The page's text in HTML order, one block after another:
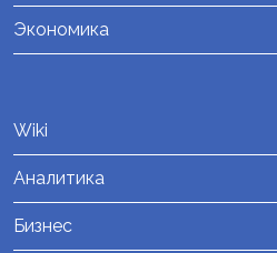
Экономика
Wiki
Аналитика
Бизнес